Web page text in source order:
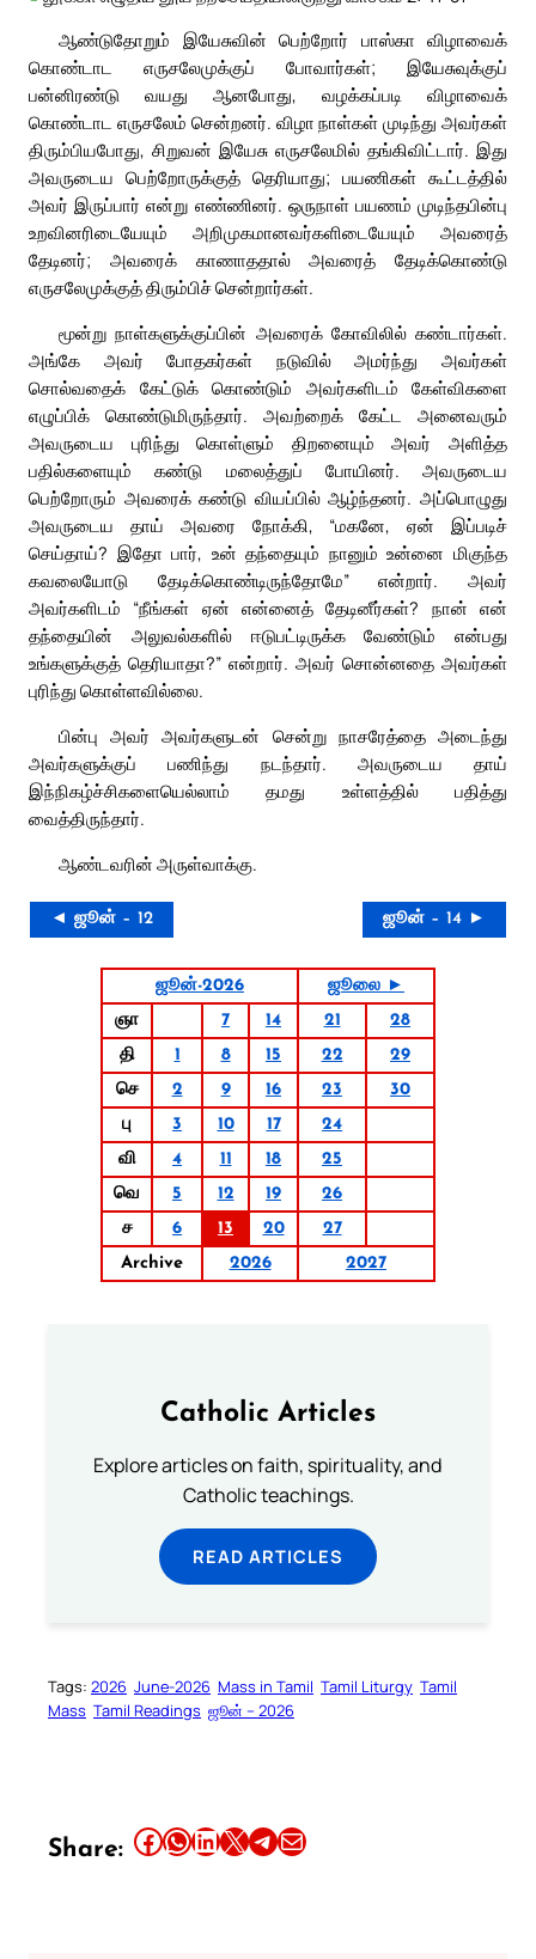
ஆண்டுதோறும் இயேசுவின் பெற்றோர் பாஸ்கா விழாவைக்
கொண்டாட எருசலேமுக்குப் போவார்கள்; இயேசுவுக்குப்
பன்னிரண்டு வயது ஆனபோது, வழக்கப்படி விழாவைக்
கொண்டாட எருசலேம் சென்றனர். விழா நாள்கள் முடிந்து அவர்கள்
திரும்பியபோது, சிறுவன் இயேசு எருசலேமில் தங்கிவிட்டார். இது
அவருடைய பெற்றோருக்குத் தெரியாது; பயணிகள் கூட்டத்தில்
அவர் இருப்பார் என்று எண்ணினர். ஒருநாள் பயணம் முடிந்தபின்பு
உறவினரிடையேயும் அறிமுகமானவர்களிடையேயும் அவரைத்
தேடினர்; அவரைக் காணாததால் அவரைத் தேடிக்கொண்டு
எருசலேமுக்குத் திரும்பிச் சென்றார்கள்.
மூன்று நாள்களுக்குப்பின் அவரைக் கோவிலில் கண்டார்கள்.
அங்கே அவர் போதகர்கள் நடுவில் அமர்ந்து அவர்கள்
சொல்வதைக் கேட்டுக் கொண்டும் அவர்களிடம் கேள்விகளை
எழுப்பிக் கொண்டுமிருந்தார். அவற்றைக் கேட்ட அனைவரும்
அவருடைய புரிந்து கொள்ளும் திறனையும் அவர் அளித்த
பதில்களையும் கண்டு மலைத்துப் போயினர். அவருடைய
பெற்றோரும் அவரைக் கண்டு வியப்பில் ஆழ்ந்தனர். அப்பொழுது
அவருடைய தாய் அவரை நோக்கி, “மகனே, ஏன் இப்படிச்
செய்தாய்? இதோ பார், உன் தந்தையும் நானும் உன்னை மிகுந்த
கவலையோடு தேடிக்கொண்டிருந்தோமே” என்றார். அவர்
அவர்களிடம் “நீங்கள் ஏன் என்னைத் தேடினீர்கள்? நான் என்
தந்தையின் அலுவல்களில் ஈடுபட்டிருக்க வேண்டும் என்பது
உங்களுக்குத் தெரியாதா?” என்றார். அவர் சொன்னதை அவர்கள்
புரிந்து கொள்ளவில்லை.
பின்பு அவர் அவர்களுடன் சென்று நாசரேத்தை அடைந்து
அவர்களுக்குப் பணிந்து நடந்தார். அவருடைய தாய்
இந்நிகழ்ச்சிகளையெல்லாம் தமது உள்ளத்தில் பதித்து
வைத்திருந்தார்.
ஆண்டவரின் அருள்வாக்கு.
◄ ஜூன் – 12 ஜூன் – 14 ►
ஜூன்-2026
ஜூலை ►
ஞா
7 14 21
28
தி
1 8 15 22
29
செ
2 9 16 23
30
பு
3 10 17
24
வி
4 11 18
25
வெ
5 12 19
26
ச
6 13 20
27
Archive
2026 2027
Catholic Articles
Explore articles on faith, spirituality, and
Catholic teachings.
READ ARTICLES
Tags: 2026 June-2026 Mass in Tamil Tamil Liturgy Tamil
Mass Tamil Readings ஜூன் – 2026
Share: Share this article on Facebook Share this article on WhatsApp Share this article on LinkedIn Share this article on X Share this article on TelegramEmail this Article